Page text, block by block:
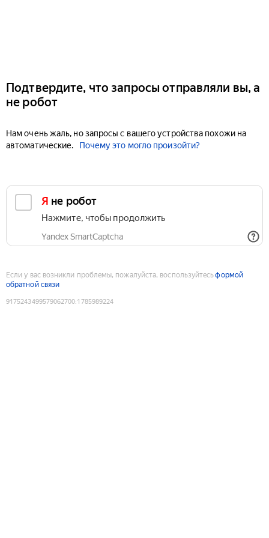
Подтвердите, что запросы отправляли вы, а
не робот
Нам очень жаль, но запросы с вашего устройства похожи на
автоматические.
Почему это могло произойти?
Я не робот
Нажмите, чтобы продолжить
Yandex SmartCaptcha
Если у вас возникли проблемы, пожалуйста, воспользуйтесьформой
обратной связи
9175243499579062700:1785989224